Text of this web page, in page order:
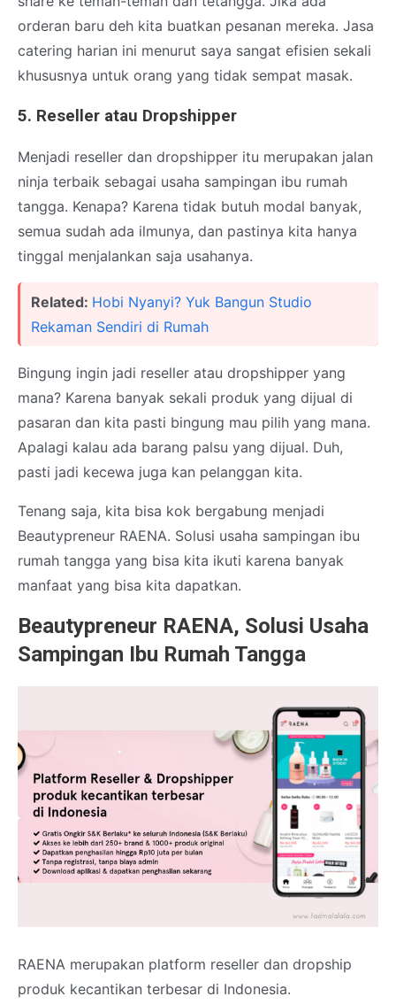
orderan baru deh kita buatkan pesanan mereka. Jasa
catering harian ini menurut saya sangat efisien sekali
khususnya untuk orang yang tidak sempat masak.
5. Reseller atau Dropshipper
Menjadi reseller dan dropshipper itu merupakan jalan
ninja terbaik sebagai usaha sampingan ibu rumah
tangga. Kenapa? Karena tidak butuh modal banyak,
semua sudah ada ilmunya, dan pastinya kita hanya
tinggal menjalankan saja usahanya.
Related: Hobi Nyanyi? Yuk Bangun Studio
Rekaman Sendiri di Rumah
Bingung ingin jadi reseller atau dropshipper yang
mana? Karena banyak sekali produk yang dijual di
pasaran dan kita pasti bingung mau pilih yang mana.
Apalagi kalau ada barang palsu yang dijual. Duh,
pasti jadi kecewa juga kan pelanggan kita.
Tenang saja, kita bisa kok bergabung menjadi
Beautypreneur RAENA. Solusi usaha sampingan ibu
rumah tangga yang bisa kita ikuti karena banyak
manfaat yang bisa kita dapatkan.
Beautypreneur RAENA, Solusi Usaha
Sampingan Ibu Rumah Tangga
RAENA merupakan platform reseller dan dropship
produk kecantikan terbesar di Indonesia.